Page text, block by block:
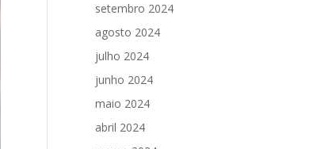
setembro 2024
agosto 2024
julho 2024
junho 2024
maio 2024
abril 2024